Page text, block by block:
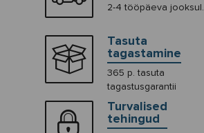
2-4 tööpäeva jooksul.
Tasuta
tagastamine
365 p. tasuta
tagastusgarantii
Turvalised
tehingud